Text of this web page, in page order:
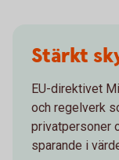
Stärkt
EU-direktivet
och regelverk
privatpersoner
sparande i